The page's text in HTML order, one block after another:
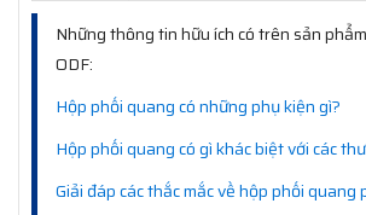
Những thông tin hữu ích có trên sản
ODF:
Hộp phối quang có những phụ kiện gì?
Hộp phối quang có gì khác biệt với các
Giải đáp các thắc mắc về hộp phối quang